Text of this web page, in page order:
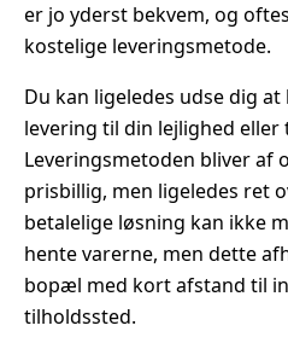
er jo yderst bekvem, og
kostelige leveringsmetode.
Du kan ligeledes udse dig
levering til din lejlighed eller
Leveringsmetoden bliver af
prisbillig, men ligeledes ret
betalelige løsning kan ikke
hente varerne, men dette
bopæl med kort afstand til
tilholdssted.